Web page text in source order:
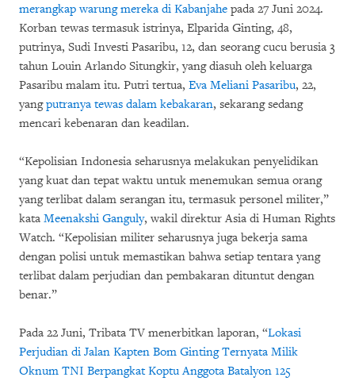
merangkap warung mereka di Kabanjahe pada 27 Juni 2024.
Korban tewas termasuk istrinya, Elparida Ginting, 48,
putrinya, Sudi Investi Pasaribu, 12, dan seorang cucu berusia 3
tahun Louin Arlando Situngkir, yang diasuh oleh keluarga
Pasaribu malam itu. Putri tertua, Eva Meliani Pasaribu, 22,
yangputranya tewas dalam kebakaran, sekarang sedang
mencari kebenaran dan keadilan.
“Kepolisian Indonesia seharusnya melakukan penyelidikan
yang kuat dan tepat waktu untuk menemukan semua orang
yang terlibat dalam serangan itu, termasuk personel militer,”
kata Meenakshi Ganguly, wakil direktur Asia di Human Rights
Watch. “Kepolisian militer seharusnya juga bekerja sama
dengan polisi untuk memastikan bahwa setiap tentara yang
terlibat dalam perjudian dan pembakaran dituntut dengan
benar.”
Pada 22 Juni, Tribata TV menerbitkan laporan, “Lokasi
Perjudian di Jalan Kapten Bom Ginting Ternyata Milik
Oknum TNI Berpangkat Koptu Anggota Batalyon 125